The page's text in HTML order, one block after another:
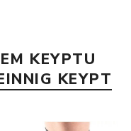
KEYPTU
KEYPT